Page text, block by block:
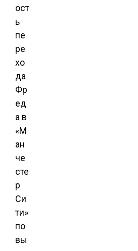
ост
ь
пе
ре
хо
да
Фр
ед
а в
«М
ан
че
сте
р
Си
ти»
по
вы